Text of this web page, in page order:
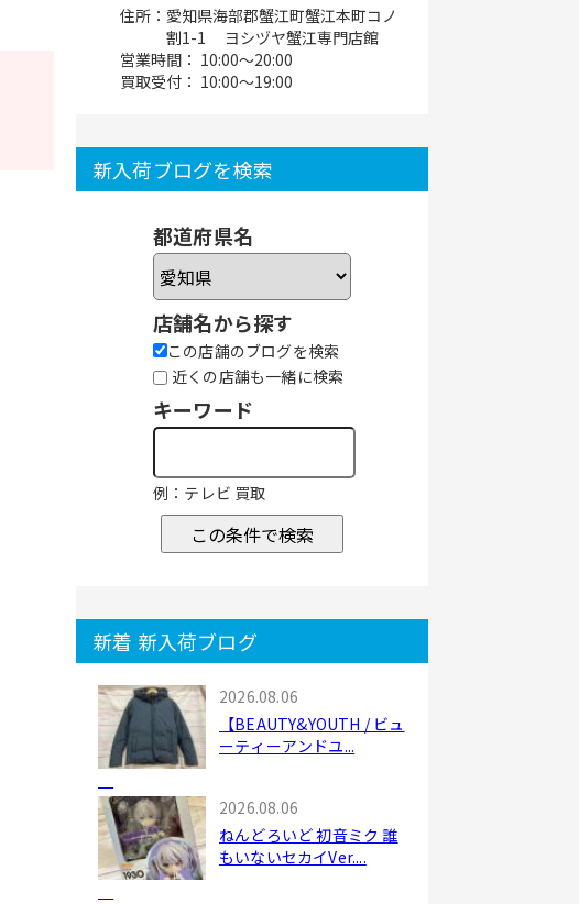
住所：愛知県海部郡蟹江町蟹江本町コノ
割1-1 ヨシヅヤ蟹江専門店館
営業時間： 10:00～20:00
買取受付： 10:00～19:00
新入荷ブログを検索
都道府県名
店舗名から探す
この店舗のブログを検索
近くの店舗も一緒に検索
キーワード
例：テレビ 買取
この条件で検索
新着 新入荷ブログ
2026.08.06
【BEAUTY&YOUTH / ビュ
ーティーアンドユ...
2026.08.06
ねんどろいど 初音ミク 誰
もいないセカイVer....